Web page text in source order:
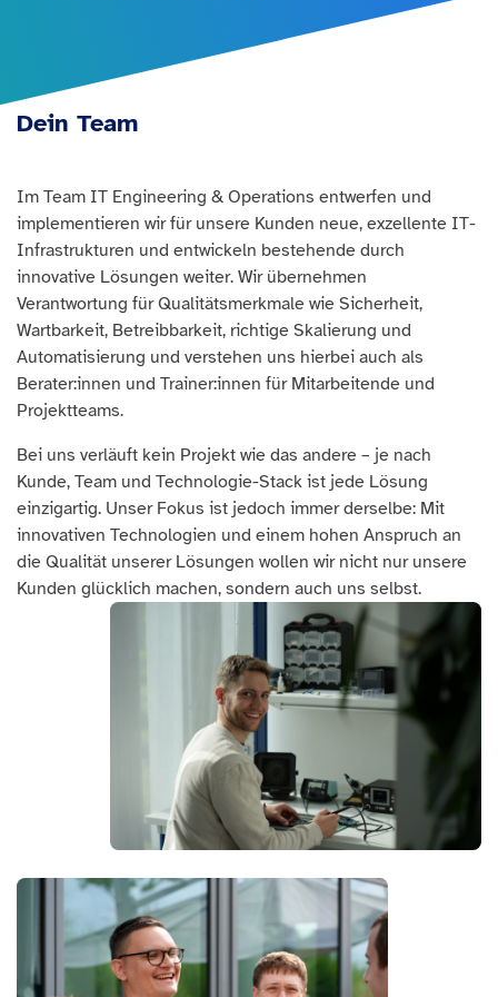
Dein Team
Im Team IT Engineering & Operations entwerfen und
implementieren wir für unsere Kunden neue, exzellente IT-
Infrastrukturen und entwickeln bestehende durch
innovative Lösungen weiter. Wir übernehmen
Verantwortung für Qualitätsmerkmale wie Sicherheit,
Wartbarkeit, Betreibbarkeit, richtige Skalierung und
Automatisierung und verstehen uns hierbei auch als
Berater:innen und Trainer:innen für Mitarbeitende und
Projektteams.
Bei uns verläuft kein Projekt wie das andere – je nach
Kunde, Team und Technologie-Stack ist jede Lösung
einzigartig. Unser Fokus ist jedoch immer derselbe: Mit
innovativen Technologien und einem hohen Anspruch an
die Qualität unserer Lösungen wollen wir nicht nur unsere
Kunden glücklich machen, sondern auch uns selbst.